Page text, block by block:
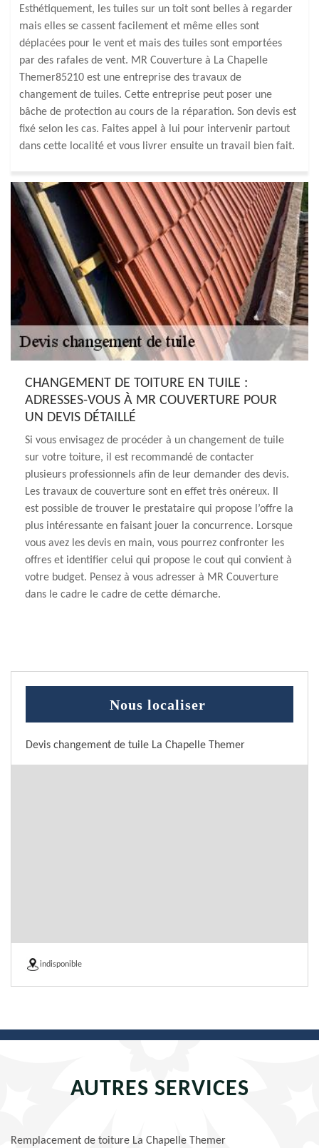
Esthétiquement, les tuiles sur un toit sont belles à regarder
mais elles se cassent facilement et même elles sont
déplacées pour le vent et mais des tuiles sont emportées
par des rafales de vent. MR Couverture à La Chapelle
Themer85210 est une entreprise des travaux de
changement de tuiles. Cette entreprise peut poser une
bâche de protection au cours de la réparation. Son devis est
fixé selon les cas. Faites appel à lui pour intervenir partout
dans cette localité et vous livrer ensuite un travail bien fait.
CHANGEMENT DE TOITURE EN TUILE :
ADRESSES-VOUS À MR COUVERTURE POUR
UN DEVIS DÉTAILLÉ
Si vous envisagez de procéder à un changement de tuile
sur votre toiture, il est recommandé de contacter
plusieurs professionnels afin de leur demander des devis.
Les travaux de couverture sont en effet très onéreux. Il
est possible de trouver le prestataire qui propose l’offre la
plus intéressante en faisant jouer la concurrence. Lorsque
vous avez les devis en main, vous pourrez confronter les
offres et identifier celui qui propose le cout qui convient à
votre budget. Pensez à vous adresser à MR Couverture
dans le cadre le cadre de cette démarche.
Nous localiser
Devis changement de tuile La Chapelle Themer
indisponible
AUTRES SERVICES
Remplacement de toiture La Chapelle Themer